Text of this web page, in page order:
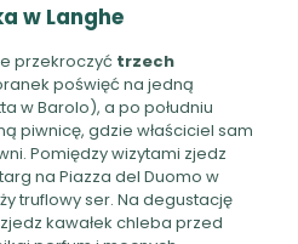
w Langhe
przekroczyć trzech
poświęć na jedną
w Barolo), a po południu
piwnicę, gdzie właściciel sam
Pomiędzy wizytami zjedz
na Piazza del Duomo w
truflowy ser. Na degustację
kawałek chleba przed